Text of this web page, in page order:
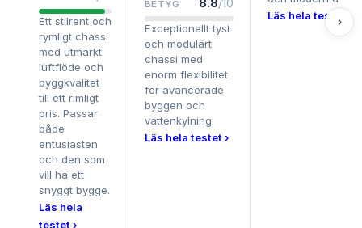
Ett stilrent och
rymligt chassi
med utmärkt
luftflöde och
byggkvalitet
till ett rimligt
pris. Passar
både
entusiasten
och den som
vill ha ett
snyggt bygge.
Läs hela
testet ›
BETYG 8.8/10
Exceptionellt tyst
och modulärt
chassi med
enorm flexibilitet
för avancerade
byggen och
vattenkylning.
Läs hela testet ›
Läs hela testet ›
›